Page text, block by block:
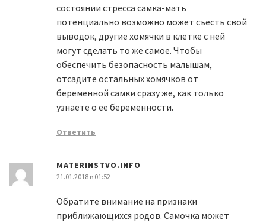
состоянии стресса самка-мать
потенциально возможно может съесть свой
выводок, другие хомячки в клетке с ней
могут сделать то же самое. Чтобы
обеспечить безопасность малышам,
отсадите остальных хомячков от
беременной самки сразу же, как только
узнаете о ее беременности.
Ответить
MATERINSTVO.INFO
21.01.2018 в 01:52
Обратите внимание на признаки
приближающихся родов. Самочка может